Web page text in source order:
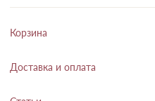
Корзина
Доставка и оплата